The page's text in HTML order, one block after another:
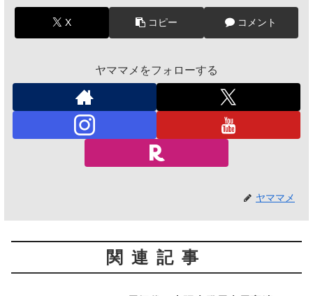
X コピー コメント
ヤママメをフォローする
ヤママメ
関連記事